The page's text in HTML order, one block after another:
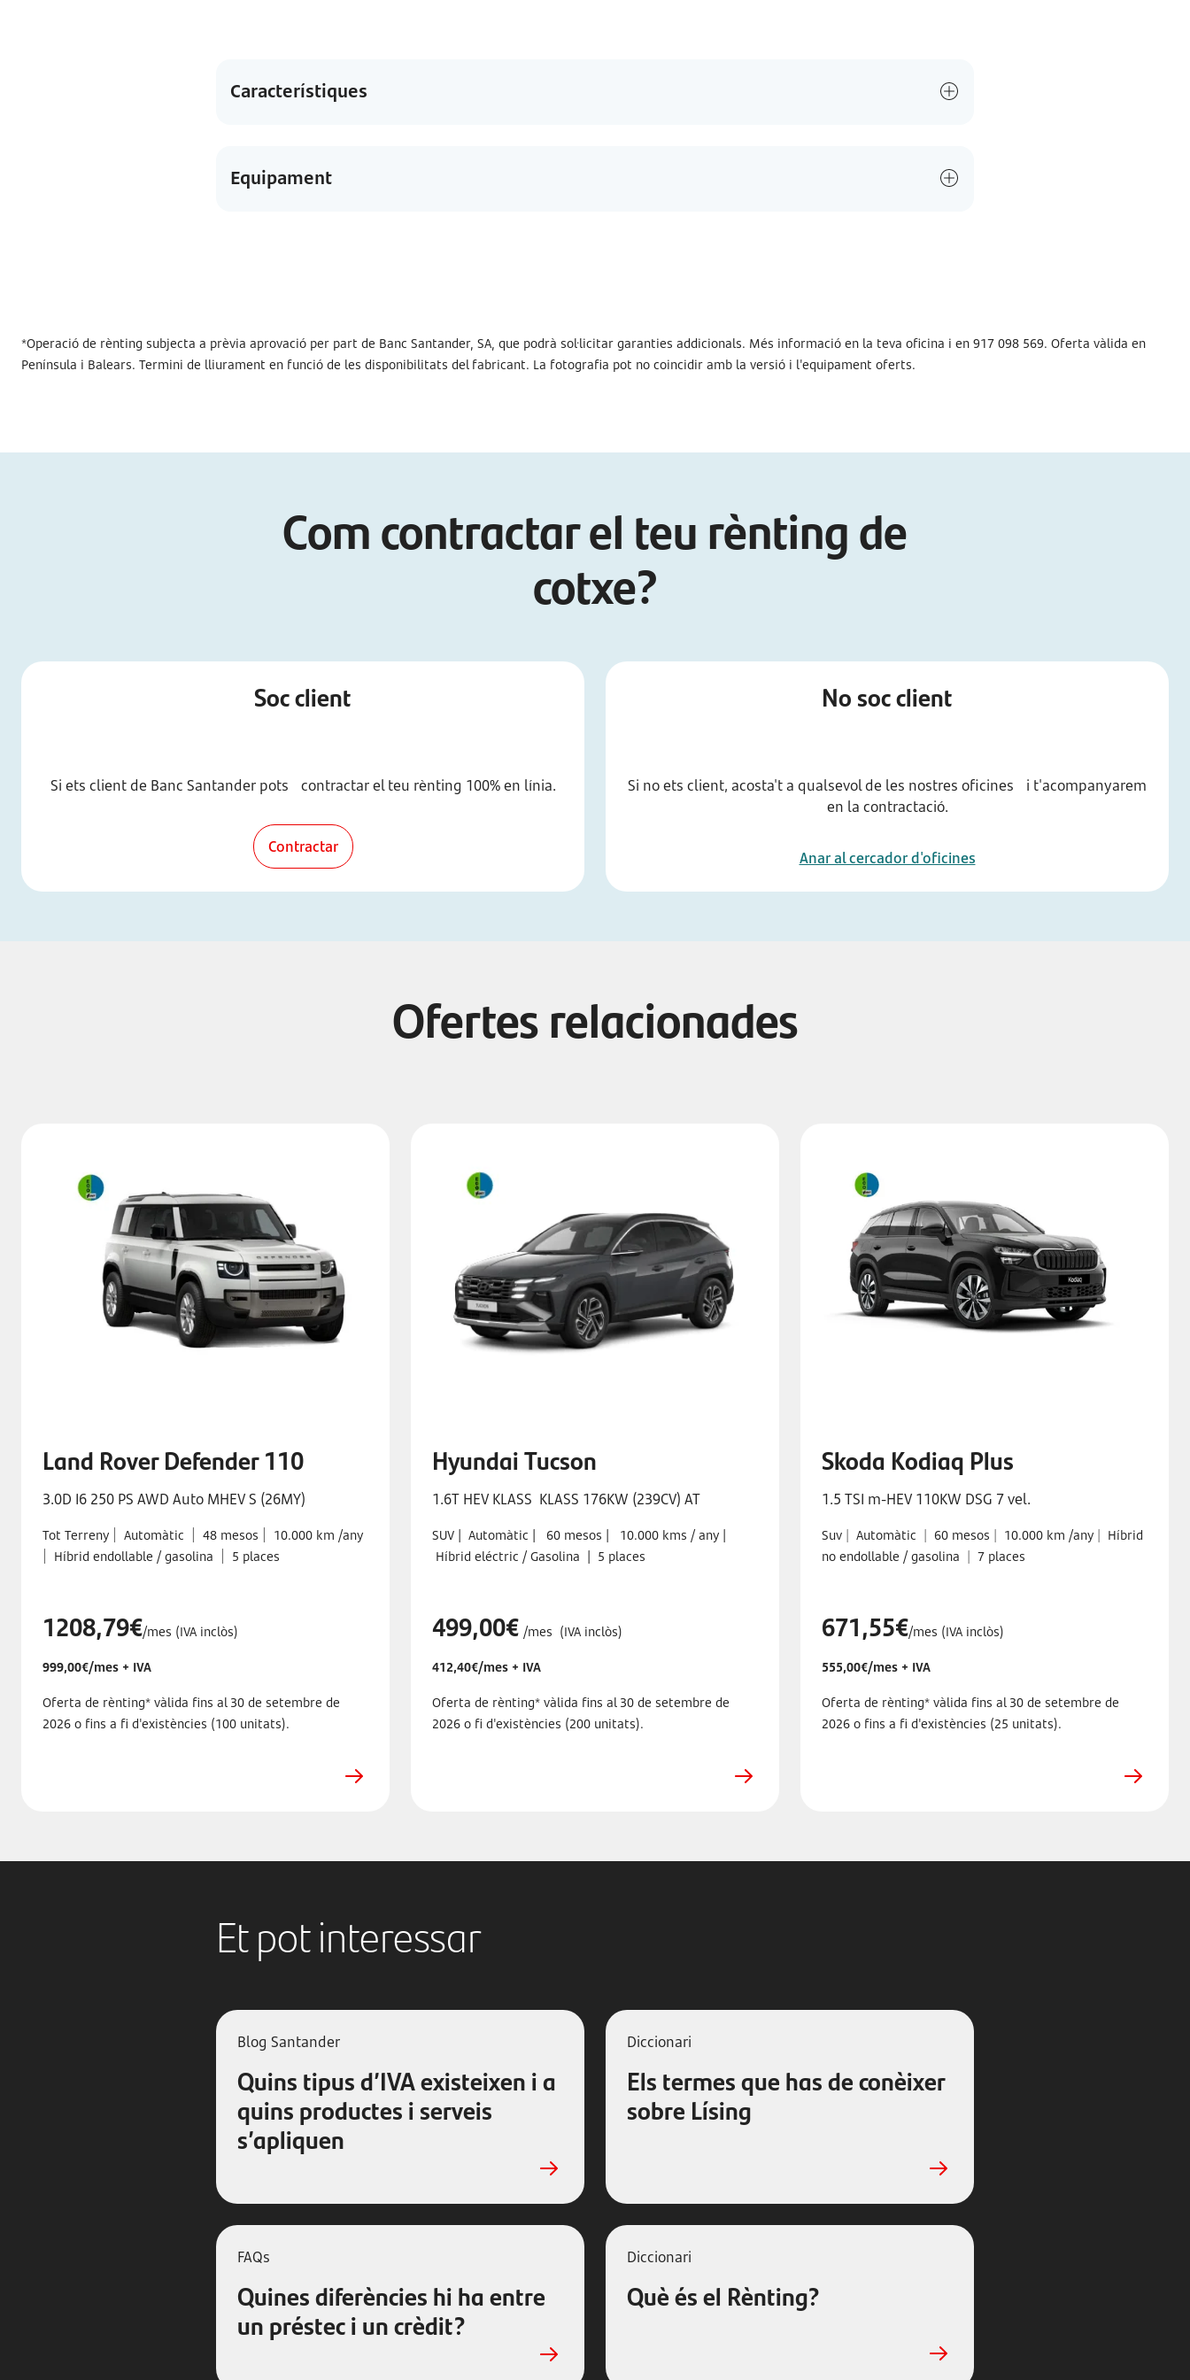
Característiques
Equipament
*Operació de rènting subjecta a prèvia aprovació per part de Banc Santander, SA, que podrà sol·licitar garanties addicionals. Més informació en la teva oficina i en 917 098 569. Oferta vàlida en
Península i Balears. Termini de lliurament en funció de les disponibilitats del fabricant. La fotografia pot no coincidir amb la versió i l'equipament oferts.
Com contractar el teu rènting de
cotxe?
Soc client
Si ets client de Banc Santander pots contractar el teu rènting 100% en línia.
Contractar
No soc client
Si no ets client, acosta't a qualsevol de les nostres oficines i t'acompanyarem
en la contractació.
Anar al cercador d'oficines
Ofertes relacionades
Land Rover Defender 110
3.0D I6 250 PS AWD Auto MHEV S (26MY)
Tot Terreny Automàtic 48 mesos 10.000 km /any
Híbrid endollable / gasolina 5 places
1208,79€/mes (IVA inclòs)
999,00€/mes + IVA
Oferta de rènting* vàlida fins al 30 de setembre de
2026 o fins a fi d'existències (100 unitats).
Hyundai Tucson
1.6T HEV KLASS KLASS 176KW (239CV) AT
SUV | Automàtic | 60 mesos | 10.000 kms / any |
Híbrid eléctric / Gasolina | 5 places
499,00€ /mes (IVA inclòs)
412,40€/mes + IVA
Oferta de rènting* vàlida fins al 30 de setembre de
2026 o fi d'existències (200 unitats).
Skoda Kodiaq Plus
1.5 TSI m-HEV 110KW DSG 7 vel.
Suv | Automàtic | 60 mesos | 10.000 km /any | Híbrid
no endollable / gasolina | 7 places
671,55€/mes (IVA inclòs)
555,00€/mes + IVA
Oferta de rènting* vàlida fins al 30 de setembre de
2026 o fins a fi d'existències (25 unitats).
Et pot interessar
Blog Santander
Quins tipus d’IVA existeixen i a
quins productes i serveis
s’apliquen
Diccionari
Els termes que has de conèixer
sobre Lísing
FAQs
Quines diferències hi ha entre
un préstec i un crèdit?
Diccionari
Què és el Rènting?